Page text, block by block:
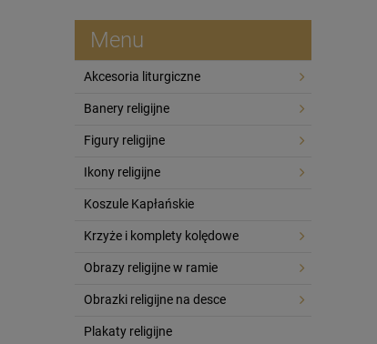
Menu
Akcesoria liturgiczne
Banery religijne
Figury religijne
Ikony religijne
Koszule Kapłańskie
Krzyże i komplety kolędowe
Obrazy religijne w ramie
Obrazki religijne na desce
Plakaty religijne